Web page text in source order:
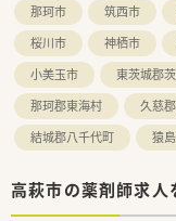
那珂市
筑西市
桜川市
神栖市
小美玉市
東茨城郡
那珂郡東海村
久慈
結城郡八千代町
猿
高萩市の薬剤師求人